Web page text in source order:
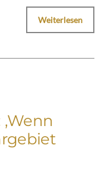
Weiterlesen